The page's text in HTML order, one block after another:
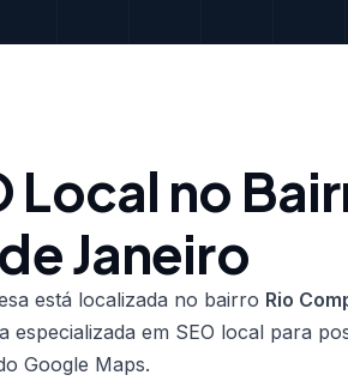
Local no
Janeiro
está localizada no bairro Rio
especializada em SEO local para
Google Maps.